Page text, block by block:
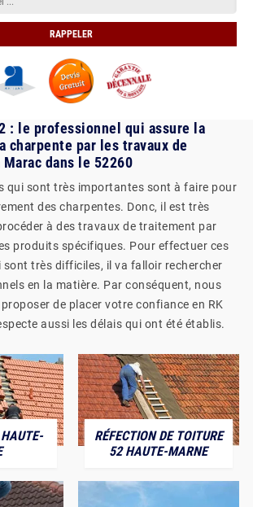
: le professionnel qui assure la
charpente par les travaux de
dans le 52260
qui sont très importantes sont à faire pour
des charpentes. Donc, il est très
à des travaux de traitement par
produits spécifiques. Pour effectuer ces
très difficiles, il va falloir rechercher
en la matière. Par conséquent, nous
de placer votre confiance en RK
aussi les délais qui ont été établis.
RÉFECTION DE TOITURE
52 HAUTE-MARNE